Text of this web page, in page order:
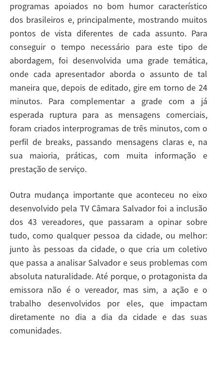
programas apoiados no bom humor característico
dos brasileiros e, principalmente, mostrando muitos
pontos de vista diferentes de cada assunto. Para
conseguir o tempo necessário para este tipo de
abordagem, foi desenvolvida uma grade temática,
onde cada apresentador aborda o assunto de tal
maneira que, depois de editado, gire em torno de 24
minutos. Para complementar a grade com a já
esperada ruptura para as mensagens comerciais,
foram criados interprogramas de três minutos, com o
perfil de breaks, passando mensagens claras e, na
sua maioria, práticas, com muita informação e
prestação de serviço.
Outra mudança importante que aconteceu no eixo
desenvolvido pela TV Câmara Salvador foi a inclusão
dos 43 vereadores, que passaram a opinar sobre
tudo, como qualquer pessoa da cidade, ou melhor:
junto às pessoas da cidade, o que cria um coletivo
que passa a analisar Salvador e seus problemas com
absoluta naturalidade. Até porque, o protagonista da
emissora não é o vereador, mas sim, a ação e o
trabalho desenvolvidos por eles, que impactam
diretamente no dia a dia da cidade e das suas
comunidades.